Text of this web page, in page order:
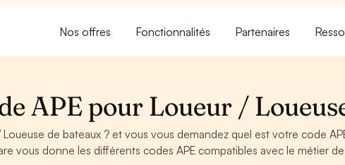
Nos offres Fonctionnalités Partenaires
APE pour Loueur /
Loueuse de bateaux ? et vous vous demandez quel est votre code
vous donne les différents codes APE compatibles avec le métier